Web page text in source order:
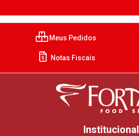
Meus Pedidos
Notas Fiscais
Institucional